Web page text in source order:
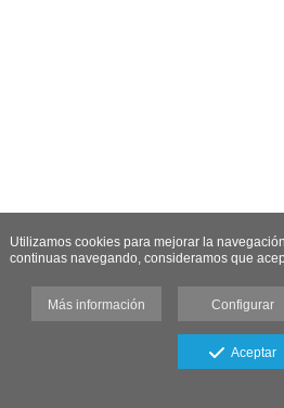
Utilizamos cookies para mejorar la
continuas navegando, consideramos que
Más información Configurar
Aceptar